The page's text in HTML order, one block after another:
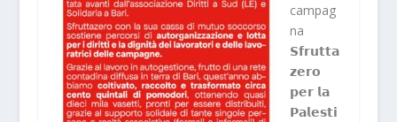
campag
na
𝗦𝗳𝗿𝘂𝘁𝘁𝗮
𝘇𝗲𝗿𝗼
𝗽𝗲𝗿 𝗹𝗮
𝗣𝗮𝗹𝗲𝘀𝘁𝗶